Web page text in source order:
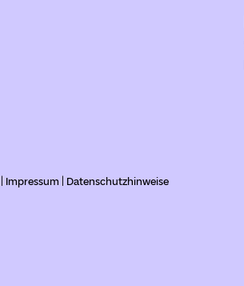
Impressum Datenschutzhinweise